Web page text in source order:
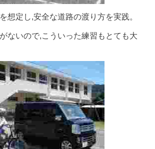
想定し,安全な道路の渡り方を実践。
ないので,こういった練習もとても大